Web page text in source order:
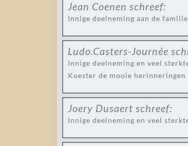
Jean Coenen schreef:
Innige deelneming aan de
Ludo.Casters-Journée
Innige deelneming en veel
Koester de mooie herinneringen
Joery Dusaert schreef:
Innige deelneming en veel